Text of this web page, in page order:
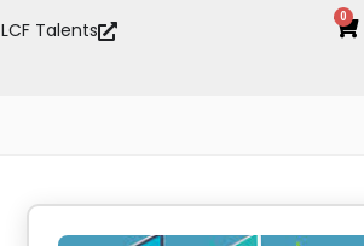
LCF Talents
0